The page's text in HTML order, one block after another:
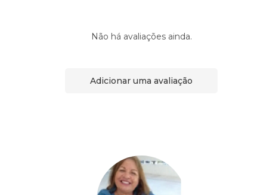
Não há avaliações ainda.
Adicionar uma avaliação